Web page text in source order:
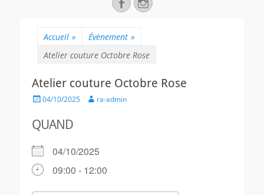
Accueil » Évènement »
Atelier couture Octobre Rose
Atelier couture Octobre Rose
Posted04/10/2025 Authorra-admin
QUAND
04/10/2025
09:00 - 12:00